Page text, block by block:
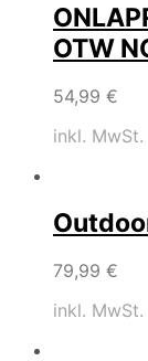
OTW
54,99 €
inkl. MwSt.
79,99 €
inkl. MwSt.